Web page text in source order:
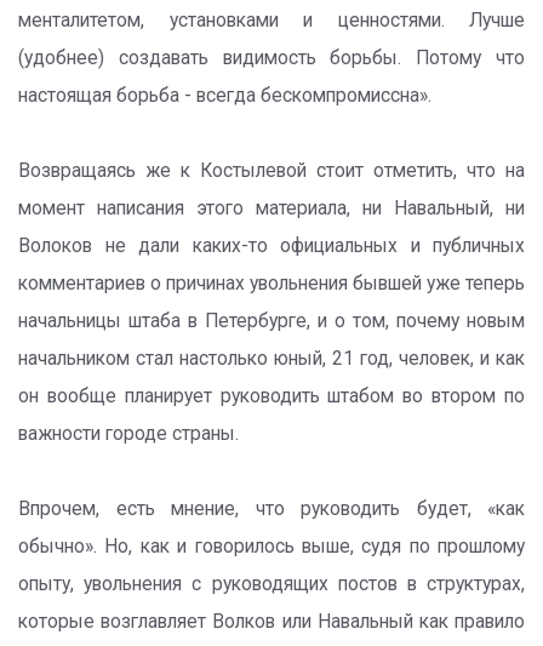
менталитетом, установками и ценностями. Лучше
(удобнее) создавать видимость борьбы. Потому что
настоящая борьба - всегда бескомпромиссна».
Возвращаясь же к Костылевой стоит отметить, что на
момент написания этого материала, ни Навальный, ни
Волоков не дали каких-то официальных и публичных
комментариев о причинах увольнения бывшей уже теперь
начальницы штаба в Петербурге, и о том, почему новым
начальником стал настолько юный, 21 год, человек, и как
он вообще планирует руководить штабом во втором по
важности городе страны.
Впрочем, есть мнение, что руководить будет, «как
обычно». Но, как и говорилось выше, судя по прошлому
опыту, увольнения с руководящих постов в структурах,
которые возглавляет Волков или Навальный как правило